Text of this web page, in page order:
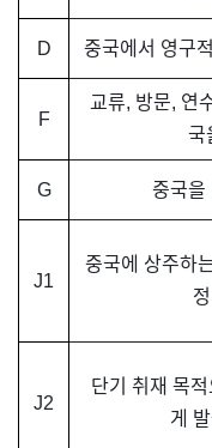
D 중국에서 영구
F
교류, 방문, 연
국
G 중국을
J1
중국에 상주하
J2
단기 취재 목
게